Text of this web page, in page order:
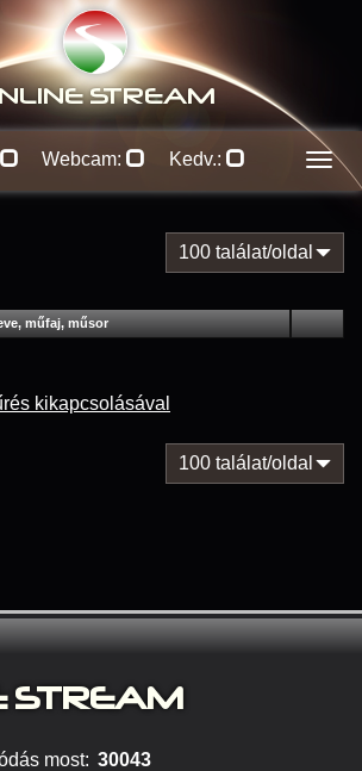
STREAM
Webcam: Kedv.:
100 találat/oldal
műfaj, műsor
kikapcsolásával
100 találat/oldal
STREAM
most: 30043